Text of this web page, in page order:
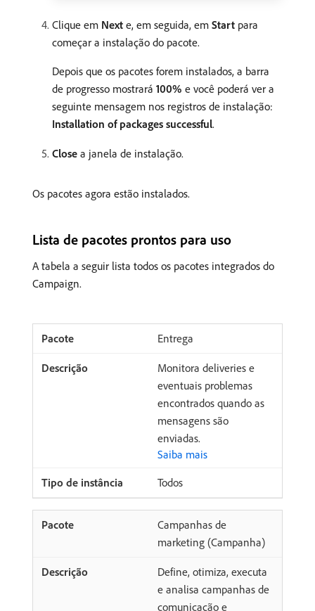
Clique em Next e, em seguida, em Start para
começar a instalação do pacote.
Depois que os pacotes forem instalados, a barra
de progresso mostrará 100% e você poderá ver a
seguinte mensagem nos registros de instalação:
Installation of packages successful.
Close a janela de instalação.
Os pacotes agora estão instalados.
Lista de pacotes prontos para uso
A tabela a seguir lista todos os pacotes integrados do
Campaign.
Entrega
Monitora deliveries e
eventuais problemas
encontrados quando as
mensagens são
enviadas.
Saiba mais
Todos
Campanhas de
marketing (Campanha)
Define, otimiza, executa
e analisa campanhas de
comunicação e